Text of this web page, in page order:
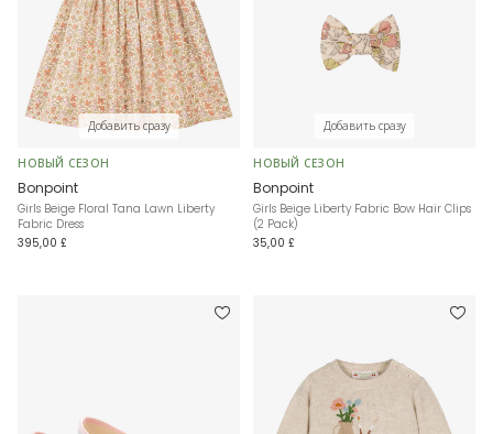
Добавить сразу
НОВЫЙ СЕЗОН
Bonpoint
Girls Beige Floral Tana Lawn Liberty
Fabric Dress
395,00 £
Добавить сразу
НОВЫЙ СЕЗОН
Bonpoint
Girls Beige Liberty Fabric Bow Hair Clips
(2 Pack)
35,00 £